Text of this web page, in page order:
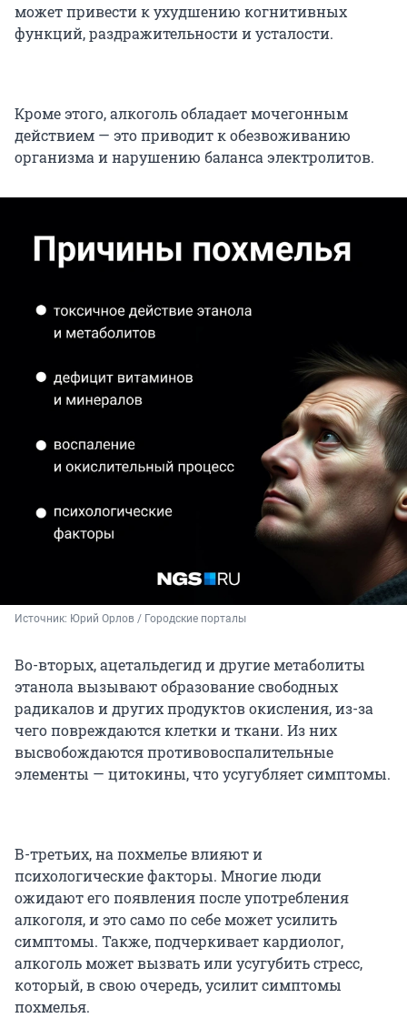
может привести к ухудшению когнитивных
функций, раздражительности и усталости.
Кроме этого, алкоголь обладает мочегонным
действием — это приводит к обезвоживанию
организма и нарушению баланса электролитов.
Источник: Юрий Орлов / Городские порталы
Во-вторых, ацетальдегид и другие метаболиты
этанола вызывают образование свободных
радикалов и других продуктов окисления, из-за
чего повреждаются клетки и ткани. Из них
высвобождаются противовоспалительные
элементы — цитокины, что усугубляет симптомы.
В-третьих, на похмелье влияют и
психологические факторы. Многие люди
ожидают его появления после употребления
алкоголя, и это само по себе может усилить
симптомы. Также, подчеркивает кардиолог,
алкоголь может вызвать или усугубить стресс,
который, в свою очередь, усилит симптомы
похмелья.